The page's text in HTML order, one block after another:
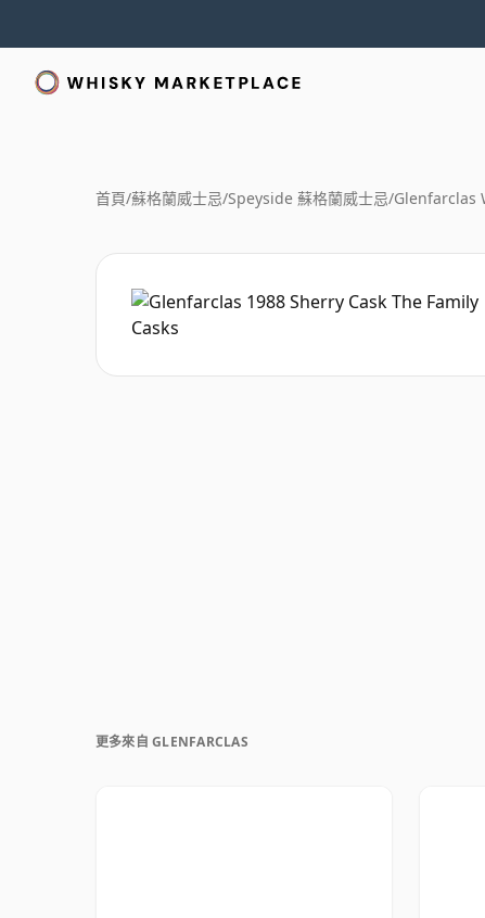
首頁/蘇格蘭威士忌/Speyside 蘇格蘭威士忌/Glenfarclas
更多來自 GLENFARCLAS